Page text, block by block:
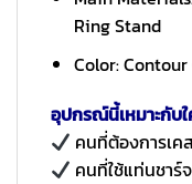
Ring Stand
Color: Contour
อุปกรณ์นี้เหมาะกับใ
คนที่ต้องการเค
คนที่ใช้แท่นชาร์